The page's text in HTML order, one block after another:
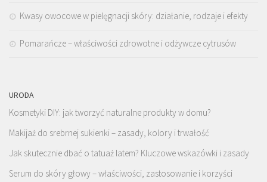
Kwasy owocowe w pielęgnacji skóry: działanie, rodzaje i efekty
Pomarańcze – właściwości zdrowotne i odżywcze cytrusów
URODA
Kosmetyki DIY: jak tworzyć naturalne produkty w domu?
Makijaż do srebrnej sukienki – zasady, kolory i trwałość
Jak skutecznie dbać o tatuaż latem? Kluczowe wskazówki i zasady
Serum do skóry głowy – właściwości, zastosowanie i korzyści